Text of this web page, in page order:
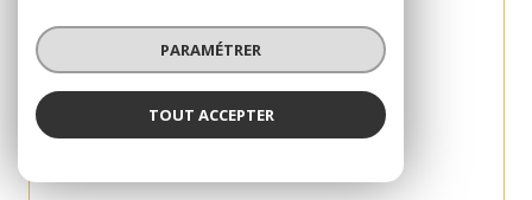
PARAMÉTRER
TOUT ACCEPTER